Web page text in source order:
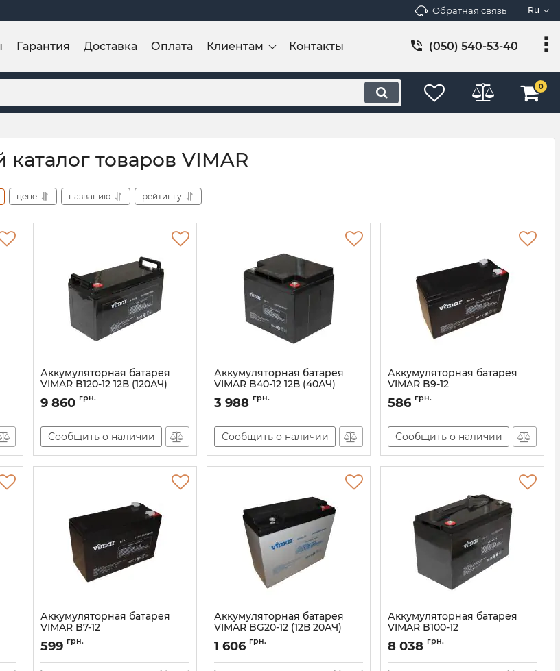
Обратная связь Ru
Гарантия Доставка Оплата Клиентам Контакты (050) 540-53-40
0
товаров VIMAR
цене названию рейтингу
Аккумуляторная батарея
VIMAR B120-12 12В (120АЧ)
Артикул: AT-00001992
9 860 грн.
Сообщить о наличии
Аккумуляторная батарея
VIMAR B40-12 12В (40АЧ)
Артикул: AT-00001978
3 988 грн.
Сообщить о наличии
Аккумуляторная батарея
VIMAR B9-12
Артикул: AT-00001975
586 грн.
Сообщить о наличии
Аккумуляторная батарея
VIMAR B7-12
Артикул: AT-00001974
599 грн.
Аккумуляторная батарея
VIMAR BG20-12 (12В 20АЧ)
Артикул: AT-00001979
1 606 грн.
Аккумуляторная батарея
VIMAR B100-12
Артикул: AT-00001591
8 038 грн.